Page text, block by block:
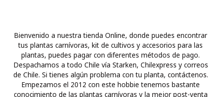
Bienvenido a nuestra tienda Online, donde puedes encontrar
tus plantas carnívoras, kit de cultivos y accesorios para las
plantas, puedes pagar con diferentes métodos de pago.
Despachamos a todo Chile vía Starken, Chilexpress y correos
de Chile. Si tienes algún problema con tu planta, contáctenos.
Empezamos el 2012 con este hobbie tenemos bastante
conocimiento de las plantas carnívoras y la mejor post-venta